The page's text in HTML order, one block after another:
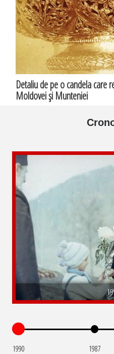
Detaliu de pe o candela care
Moldovei şi Munteniei
1990 1987